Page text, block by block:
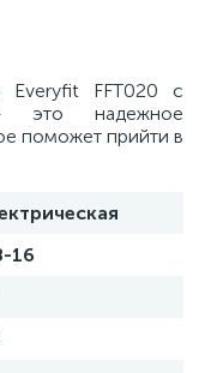
Everyfit FFT020 с
это надежное
поможет прийти в
16